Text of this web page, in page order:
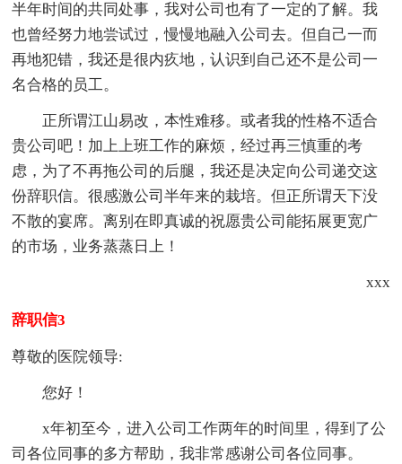
半年时间的共同处事，我对公司也有了一定的了解。我
也曾经努力地尝试过，慢慢地融入公司去。但自己一而
再地犯错，我还是很内疚地，认识到自己还不是公司一
名合格的员工。
正所谓江山易改，本性难移。或者我的性格不适合
贵公司吧！加上上班工作的麻烦，经过再三慎重的考
虑，为了不再拖公司的后腿，我还是决定向公司递交这
份辞职信。很感激公司半年来的栽培。但正所谓天下没
不散的宴席。离别在即真诚的祝愿贵公司能拓展更宽广
的市场，业务蒸蒸日上！
xxx
辞职信3
尊敬的医院领导:
您好！
x年初至今，进入公司工作两年的时间里，得到了公
司各位同事的多方帮助，我非常感谢公司各位同事。